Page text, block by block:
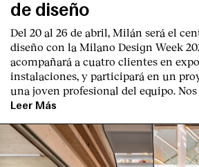
de diseño
Del 20 al 26 de abril, Milán será el
diseño con la Milano Design Week
acompañará a cuatro clientes en
instalaciones, y participará en un
una joven profesional del equipo.
Leer Más